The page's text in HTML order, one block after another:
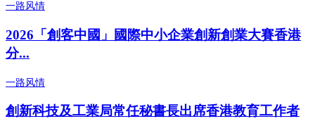
一路风情
2026「創客中國」國際中小企業創新創業大賽香港
分...
一路风情
創新科技及工業局常任秘書長出席香港教育工作者